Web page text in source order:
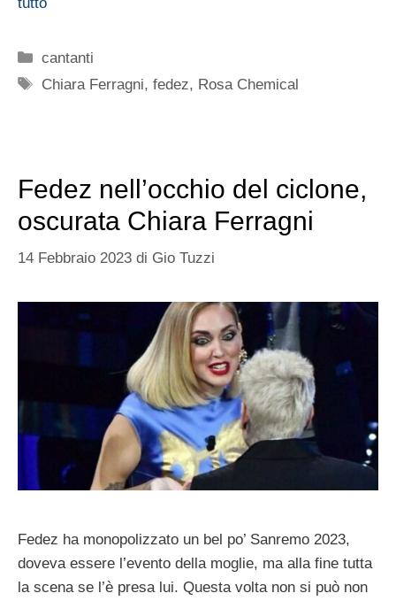
Categorie
cantanti
Tag
Chiara Ferragni,fedez, Rosa Chemical
Fedez nell’occhio del ciclone,
oscurata Chiara Ferragni
14 Febbraio 2023 di Gio Tuzzi
Fedez ha monopolizzato un bel po’ Sanremo 2023,
doveva essere l’evento della moglie, ma alla fine tutta
la scena se l’è presa lui. Questa volta non si può non